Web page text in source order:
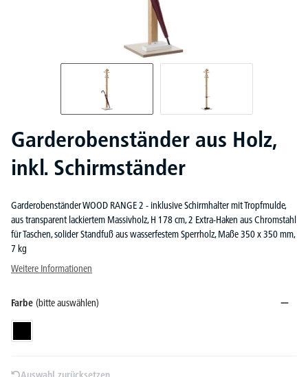
Garderobenständer aus Holz,
inkl. Schirmständer
Garderobenständer WOOD RANGE 2 - inklusive Schirmhalter mit Tropfmulde,
aus transparent lackiertem Massivholz, H 178 cm, 2 Extra-Haken aus Chromstahl
für Taschen, solider Standfuß aus wasserfestem Sperrholz, Maße 350 x 350 mm,
7 kg
Weitere Informationen
Farbe (bitte auswählen)